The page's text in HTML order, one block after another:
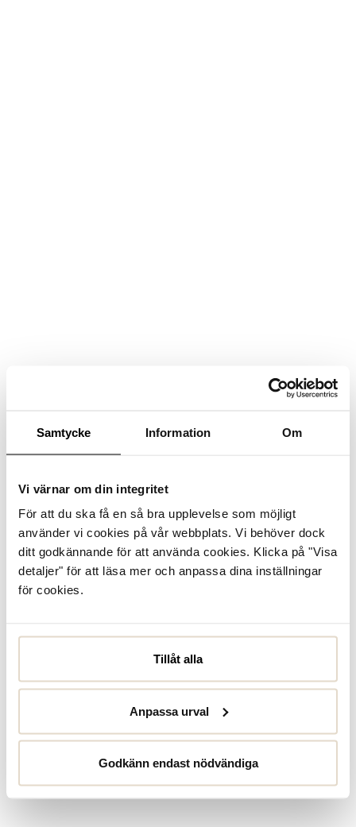
Samtycke Information Om
Vi värnar om din integritet
För att du ska få en så bra upplevelse som möjligt
använder vi cookies på vår webbplats. Vi behöver dock
ditt godkännande för att använda cookies. Klicka på "Visa
detaljer" för att läsa mer och anpassa dina inställningar
för cookies.
Tillåt alla
Anpassa urval
Godkänn endast nödvändiga